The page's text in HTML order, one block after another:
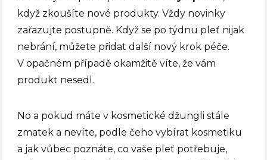
když zkoušíte nové produkty. Vždy novinky
zařazujte postupně. Když se po týdnu pleť nijak
nebrání, můžete přidat další nový krok péče.
V opačném případě okamžitě víte, že vám
produkt nesedl.
No a pokud máte v kosmetické džungli stále
zmatek a nevíte, podle čeho vybírat kosmetiku
a jak vůbec poznáte, co vaše pleť potřebuje,